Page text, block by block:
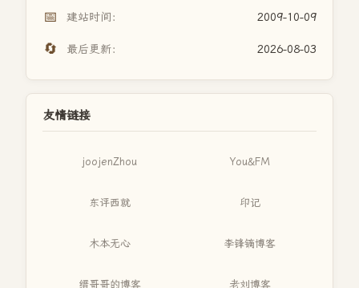
📅 建站时间： 2009-10-09
🔄 最后更新： 2026-08-03
友情链接
joojenZhou You&FM
东评西就 印记
木本无心 李锋镝博客
缙哥哥的博客 老刘博客